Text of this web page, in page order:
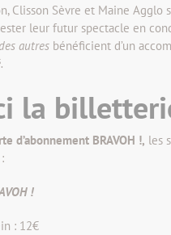
Clisson Sèvre et Maine
leur futur spectacle en
autres bénéficient d’un
la
d’abonnement BRAVOH !, les
!
: 12€